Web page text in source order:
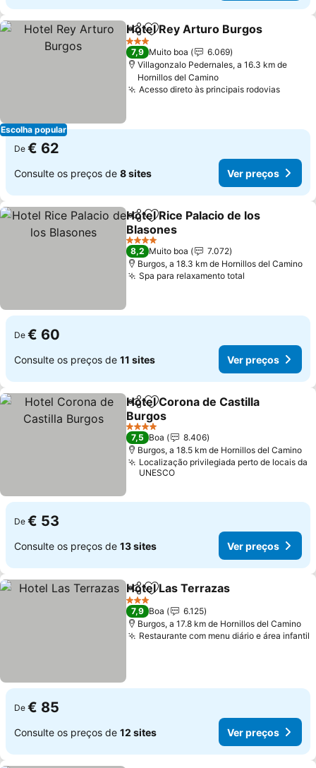
Escolha popular
PartilharAdicionar aos favoritos
Hotel Rey Arturo Burgos
3 Estrelas
7,9 Muito boa
6.069
Villagonzalo Pedernales, a 16.3 km de
Hornillos del Camino
Acesso direto às principais rodovias
De € 62
Consulte os preços de 8 sites Ver preços
PartilharAdicionar aos favoritos
Hotel Rice Palacio de los
Blasones
4 Estrelas
8,2 Muito boa
7.072
Burgos, a 18.3 km de Hornillos del Camino
Spa para relaxamento total
De € 60
Consulte os preços de 11 sites Ver preços
PartilharAdicionar aos favoritos
Hotel Corona de Castilla
Burgos
4 Estrelas
7,5 Boa
8.406
Burgos, a 18.5 km de Hornillos del Camino
Localização privilegiada perto de locais da
UNESCO
De € 53
Consulte os preços de 13 sites Ver preços
PartilharAdicionar aos favoritos
Hotel Las Terrazas
3 Estrelas
7,9 Boa
6.125
Burgos, a 17.8 km de Hornillos del Camino
Restaurante com menu diário e área infantil
De € 85
Consulte os preços de 12 sites Ver preços